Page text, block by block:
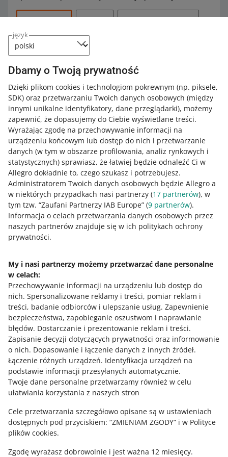
język
Dbamy o Twoją prywatność
Dzięki plikom cookies i technologiom pokrewnym (np. piksele,
SDK) oraz przetwarzaniu Twoich danych osobowych (między
innymi unikalne identyfikatory, dane przeglądarki), możemy
zapewnić, że dopasujemy do Ciebie wyświetlane treści.
Wyrażając zgodę na przechowywanie informacji na
urządzeniu końcowym lub dostęp do nich i przetwarzanie
danych (w tym w obszarze profilowania, analiz rynkowych i
statystycznych) sprawiasz, że łatwiej będzie odnaleźć Ci w
Allegro dokładnie to, czego szukasz i potrzebujesz.
Administratorem Twoich danych osobowych będzie Allegro a
w niektórych przypadkach nasi partnerzy (17 partnerów), w
tym tzw. “Zaufani Partnerzy IAB Europe” (9 partnerów).
Informacja o celach przetwarzania danych osobowych przez
naszych partnerów znajduje się w ich politykach ochrony
prywatności.
My i nasi partnerzy możemy przetwarzać dane personalne
w celach:
Przechowywanie informacji na urządzeniu lub dostęp do
nich. Spersonalizowane reklamy i treści, pomiar reklam i
treści, badanie odbiorców i ulepszanie usług. Zapewnienie
bezpieczeństwa, zapobieganie oszustwom i naprawianie
błędów. Dostarczanie i prezentowanie reklam i treści.
Zapisanie decyzji dotyczących prywatności oraz informowanie
o nich. Dopasowanie i łączenie danych z innych źródeł.
Łączenie różnych urządzeń. Identyfikacja urządzeń na
podstawie informacji przesyłanych automatycznie.
Twoje dane personalne przetwarzamy również w celu
ułatwiania korzystania z naszych stron
Cele przetwarzania szczegółowo opisane są w ustawieniach
dostępnych pod przyciskiem: “ZMIENIAM ZGODY” i w Polityce
plików cookies.
Zgodę wyrażasz dobrowolnie i jest ważna 12 miesięcy.
Obszar kadrowany (576 x 350 px) – z prawej strony
niektóre urządzenia mogą go uciąć –
umieść tu tylko mniej ważne elementy ten
obszar nie może być pusty.
Pole z oznaczeniem: Sponsorowane – znajduje się przy
dolnej krawędzi
to pole półprzezroczyste
nie dodawaj na nim ważnych grafik ani
tekstów.
Schemat marginesów i obszarów bezpiecznych dla
reklam wyświetlanych na urządzeniach mobilnych i w
aplikacji:
Najważniejsze informacje techniczne
Odstępy i marginesy
Niepoprawny format tekstu – na przykład hasła
nieodpowiednie wyrównanie tekstu.
Błędy w tekście – na przykład literówki.
Dodawanie informacji o obniżce procentowej (na
przykład:
-20% ).
Dodawanie danych kontaktowych spoza Allegro.
Używanie logo Allegro. Nazwę Allegro możesz
zamieścić jedynie w treści – na przykład: dostępne na
Allegro.
Używanie oznaczeń i akcji Allegro na przykład Allegro
Smart!, AlleObniżka itp.
Dodawanie elementów imitujących przyciski i
zachęcających do działania – na przykład Kup teraz.
Nawiązywanie do zewnętrznych sklepów lub stron
internetowych.
Sprawdź,jak przygotować Elastyczny baner zgodny z
wymaganiami i zobacz przykłady
widoczne podczas kadrowania do niektórych
rozdzielczości. Nie dodawaj w ich obszarze istotnych
informacji.
Wszystkie (21) Kursy (8) Szybkie wskazówki (9)
Podcasty
KURS
KURS
Bądź widoczny z reklamą graficzną
Allegro Ads
KURS
Sieci reklamowe Allegro Ads - poznaj
dodatkowe możliwości pozyskiwania
kupujących
KURS
SZYBKA WSKAZÓWKA 3 MIN
Poznaj Allegro Ads i rozwijaj swój
biznes
SZYBKA WSKAZÓWKA 4 MIN
Reklama Allegro Ads w kilku krokach
SZYBKA WSKAZÓWKA
Allegro Ads
Eksperci o Allegro Ads: sprawdzone
Potrzebujesz pomocy?
Skontaktuj się z nami
Zapytaj społeczność
Zajrzyj na Allegro Gadane